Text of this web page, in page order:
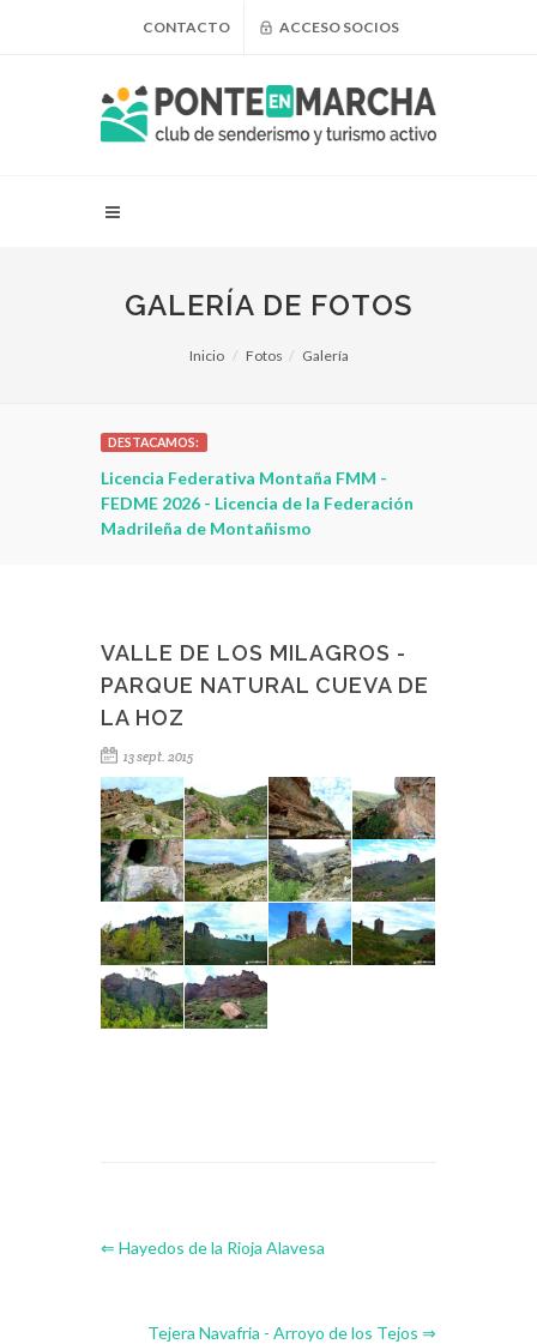
CONTACTO ACCESO SOCIOS
GALERÍA DE FOTOS
Inicio Fotos Galería
DESTACAMOS:
Licencia Federativa Montaña FMM -
FEDME 2026 - Licencia de la Federación
Madrileña de Montañismo
VALLE DE LOS MILAGROS -
PARQUE NATURAL CUEVA DE
LA HOZ
13 sept. 2015
⇐ Hayedos de la Rioja Alavesa
Tejera Navafria - Arroyo de los Tejos ⇒